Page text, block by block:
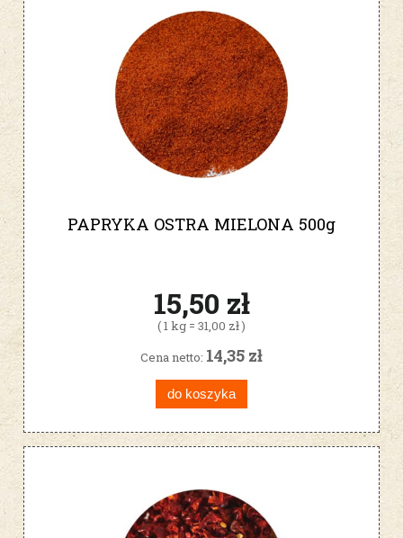
PAPRYKA OSTRA MIELONA 500g
15,50 zł
( 1 kg = 31,00 zł )
Cena netto: 14,35 zł
do koszyka